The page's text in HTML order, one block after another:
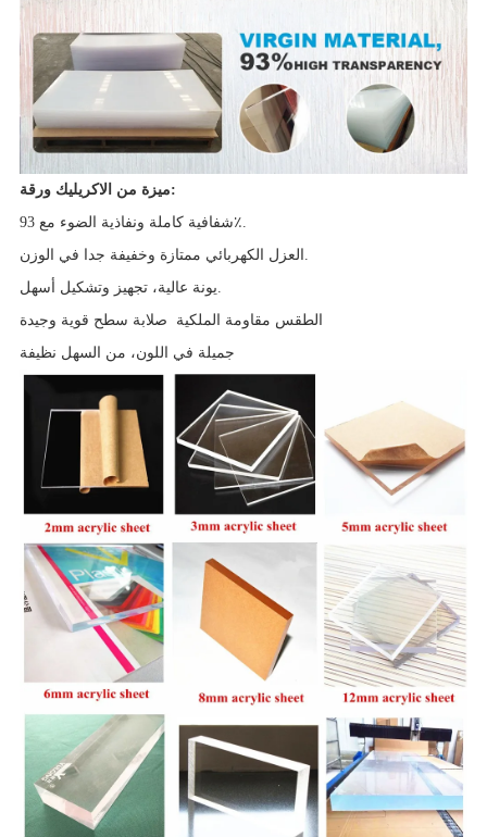
ميزة من الاكريليك ورقة:
شفافية كاملة ونفاذية الضوء مع 93٪.
الطقس مقاومة الملكية
جميلة في اللون، من السهل نظيفة